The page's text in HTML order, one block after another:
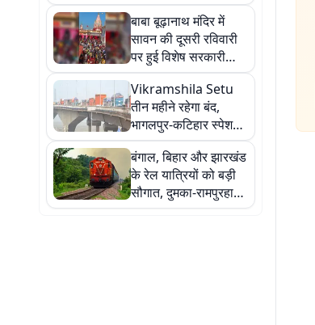
चोरहर में चेतावनी स्तर
पार
बाबा बूढ़ानाथ मंदिर में
सावन की दूसरी रविवारी
पर हुई विशेष सरकारी
पूजा, पट खुलते ही उमड़े
श्रद्धालु
Vikramshila Setu
तीन महीने रहेगा बंद,
भागलपुर-कटिहार स्पेशल
ट्रेन दिसंबर तक चलेगी
बंगाल, बिहार और झारखंड
के रेल यात्रियों को बड़ी
सौगात, दुमका-रामपुरहाट
रेल लाइन दोहरीकरण